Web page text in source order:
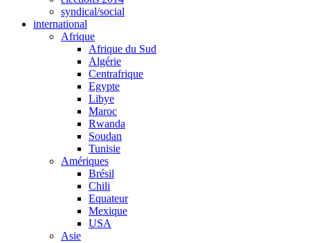
syndical/social
international
Afrique
Afrique du Sud
Algérie
Centrafrique
Egypte
Libye
Maroc
Rwanda
Soudan
Tunisie
Amériques
Brésil
Chili
Equateur
Mexique
USA
Asie